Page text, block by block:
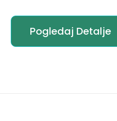
Pogledaj Detalje